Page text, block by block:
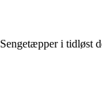
Sengetæpper i tidløst